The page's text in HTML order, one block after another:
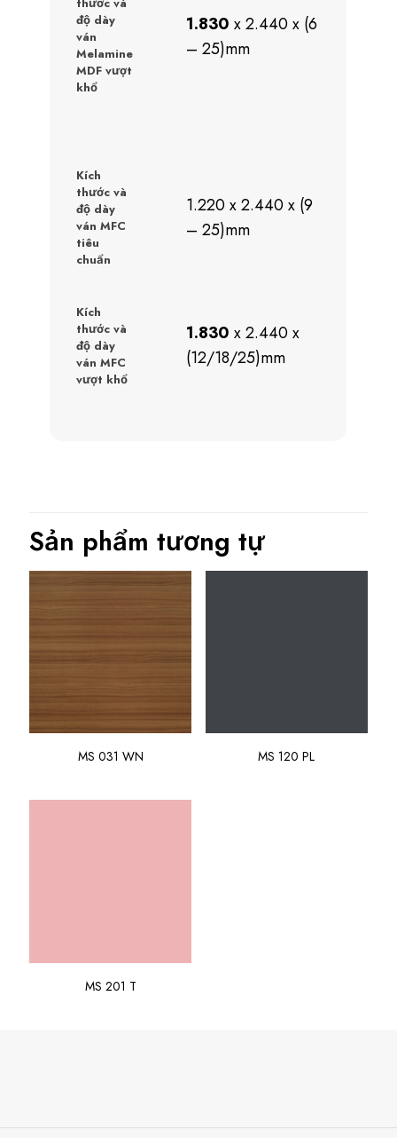
độ dày
ván
Melamine
MDF vượt
khổ
1.830 x 2.440 x (6
– 25)mm
Kích
thước và
độ dày
ván MFC
tiêu
chuẩn
1.220 x 2.440 x (9
– 25)mm
Kích
thước và
độ dày
ván MFC
vượt khổ
1.830 x 2.440 x
(12/18/25)mm
Sản phẩm tương tự
MS 031 WN MS 120 PL
MS 201 T